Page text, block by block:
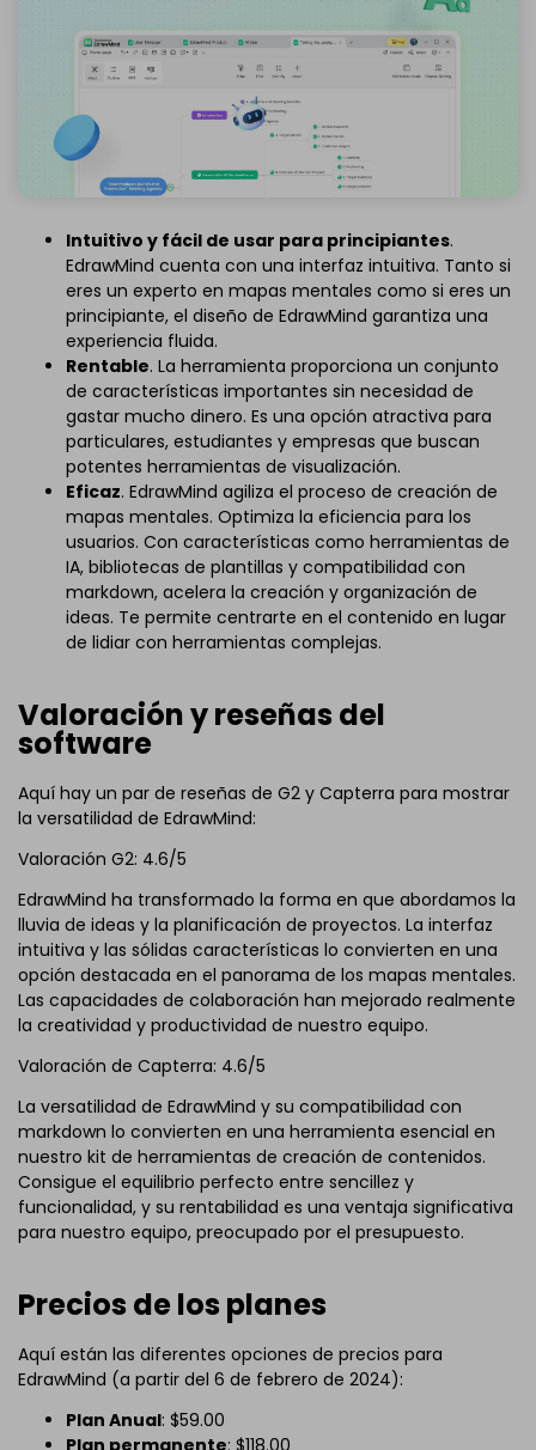
Intuitivo y fácil de usar para principiantes.
EdrawMind cuenta con una interfaz intuitiva. Tanto si
eres un experto en mapas mentales como si eres un
principiante, el diseño de EdrawMind garantiza una
experiencia fluida.
Rentable. La herramienta proporciona un conjunto
de características importantes sin necesidad de
gastar mucho dinero. Es una opción atractiva para
particulares, estudiantes y empresas que buscan
potentes herramientas de visualización.
Eficaz. EdrawMind agiliza el proceso de creación de
mapas mentales. Optimiza la eficiencia para los
usuarios. Con características como herramientas de
IA, bibliotecas de plantillas y compatibilidad con
markdown, acelera la creación y organización de
ideas. Te permite centrarte en el contenido en lugar
de lidiar con herramientas complejas.
Valoración y reseñas del
software
Aquí hay un par de reseñas de G2 y Capterra para mostrar
la versatilidad de EdrawMind:
Valoración G2: 4.6/5
EdrawMind ha transformado la forma en que abordamos la
lluvia de ideas y la planificación de proyectos. La interfaz
intuitiva y las sólidas características lo convierten en una
opción destacada en el panorama de los mapas mentales.
Las capacidades de colaboración han mejorado realmente
la creatividad y productividad de nuestro equipo.
Valoración de Capterra: 4.6/5
La versatilidad de EdrawMind y su compatibilidad con
markdown lo convierten en una herramienta esencial en
nuestro kit de herramientas de creación de contenidos.
Consigue el equilibrio perfecto entre sencillez y
funcionalidad, y su rentabilidad es una ventaja significativa
para nuestro equipo, preocupado por el presupuesto.
Precios de los planes
Aquí están las diferentes opciones de precios para
EdrawMind (a partir del 6 de febrero de 2024):
Plan Anual: $59.00